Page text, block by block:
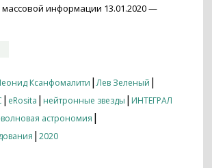
массовой информации 13.01.2020 —
Ксанфомалити |Лев Зеленый |
| eRosita | нейтронные звезды | ИНТЕГРАЛ
астрономия |
|2020